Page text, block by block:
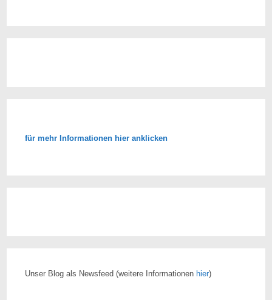
für mehr Informationen hier anklicken
Unser Blog als Newsfeed(weitere Informationen hier)